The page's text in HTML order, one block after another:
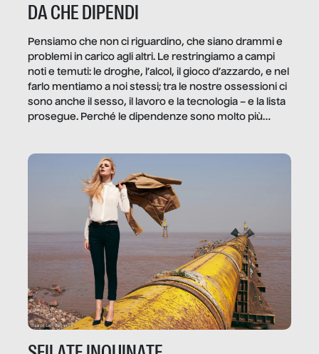
DA CHE DIPENDI
Pensiamo che non ci riguardino, che siano drammi e
problemi in carico agli altri. Le restringiamo a campi
noti e temuti: le droghe, l’alcol, il gioco d’azzardo, e nel
farlo mentiamo a noi stessi; tra le nostre ossessioni ci
sono anche il sesso, il lavoro e la tecnologia – e la lista
prosegue. Perché le dipendenze sono molto più
trae un guadagno. In questo reportage vediamo
quale e come.